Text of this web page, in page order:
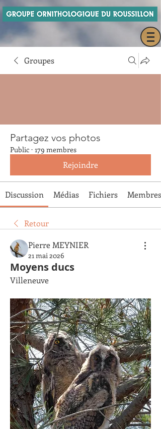
Groupes
Partagez vos photos
Public · 179 membres
Rejoindre
Discussion Médias Fichiers Membres
Retour
Pierre MEYNIER
21 mai 2026
Moyens ducs
Villeneuve